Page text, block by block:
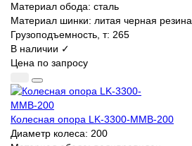
Материал обода: сталь
Материал шинки: литая черная резина
Грузоподъемность, т: 265
В наличии ✓
Цена по запросу
Колесная опора LK-3300-MMB-200
Диаметр колеса: 200